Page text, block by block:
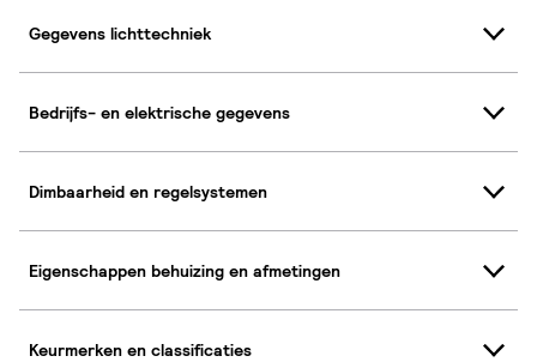
Gegevens lichttechniek
Bedrijfs- en elektrische gegevens
Dimbaarheid en regelsystemen
Eigenschappen behuizing en afmetingen
Keurmerken en classificaties